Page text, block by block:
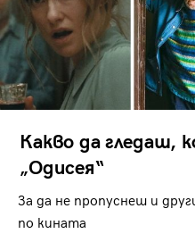
Какво да гледаш,
„Одисея“
За да не пропуснеш и
по кината